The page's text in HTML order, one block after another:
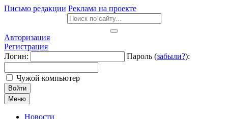
Письмо редакции Реклама на проекте
Авторизация
Регистрация
Логин:
Пароль (забыли?):
Чужой компьютер
Войти
Меню
Новости